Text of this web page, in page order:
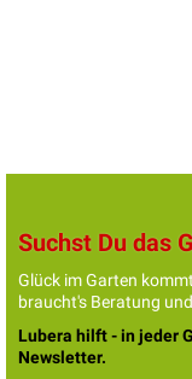
Suchst Du das
Glück im Garten
braucht's Beratung
Lubera hilft - in jeder
Newsletter.